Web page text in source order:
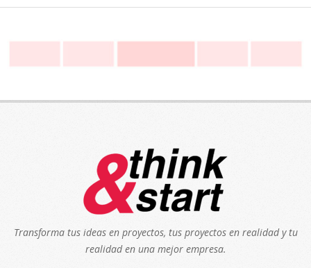
Transforma tus ideas en proyectos, tus proyectos en realidad y tu
realidad en una mejor empresa.